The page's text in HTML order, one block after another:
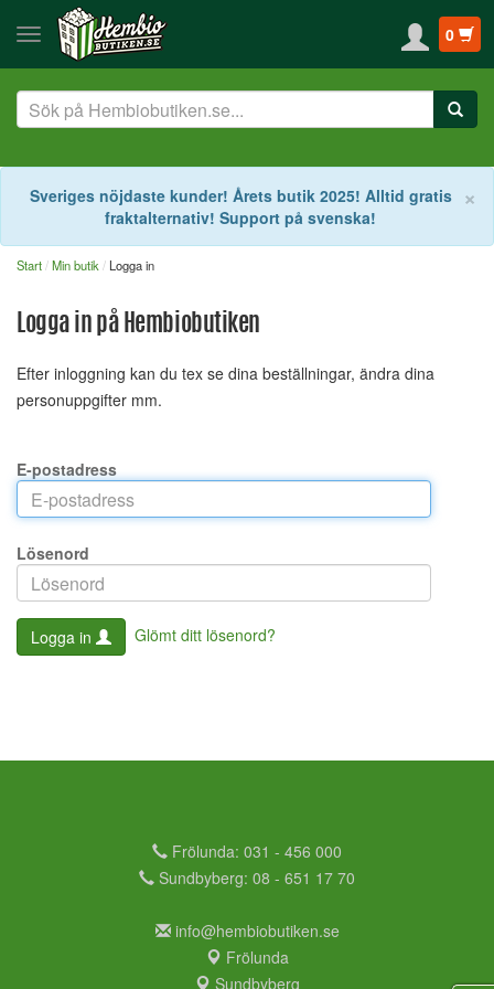
0
×
Sveriges nöjdaste kunder! Årets butik 2025! Alltid gratis
fraktalternativ! Support på svenska!
Start Min butik Logga in
Logga in på Hembiobutiken
Efter inloggning kan du tex se dina beställningar, ändra dina
personuppgifter mm.
E-postadress
Lösenord
Logga in Glömt ditt lösenord?
Frölunda: 031 - 456 000
Sundbyberg: 08 - 651 17 70
info@hembiobutiken.se
Frölunda
Sundbyberg